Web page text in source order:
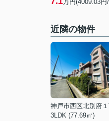
万円(4009.03円
近隣の物件
神戸市西区北別府１
3LDK (77.69㎡)